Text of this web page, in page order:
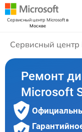
Сервисный центр Microsoftв
Москве
Сервисный центр
Ремонт
Microsoft